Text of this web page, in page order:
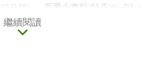
分鐘) → 后里火車站 (騎乘YouBike
東夜市YouBike站
繼續閱讀